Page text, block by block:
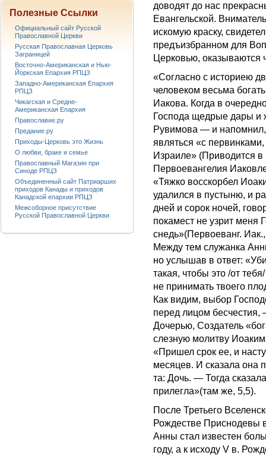
доводят до нас
Евангельской.
искомую краску,
предъизбранном для
Церковью,
«Согласно с историею
человеком весьма
Иакова. Когда в
Господа щедрые дары и
Рувимова — и напомнил,
являться «с
Израиле» (Приводится
Первоевангелия
«Тяжко восскорбел
удалился в пустыню, и
дней и сорок ночей,
покамест не узрит меня
снедь»(Первоеванг.
Между тем служанка
но услышав в ответ:
такая, чтобы это /от
не принимать твоего
Как видим, выбор
перед лицом бесчестия,
Дочерью, Создатель
слезную молитву
«Пришел срок ее, и
месяцев. И сказала она
та: Дочь. — Тогда
прилегла»(там же, 5,5).
После Третьего
Рождестве Приснодевы
Анны стал известен
году, а к исходу V в.
Полезные Ссылки
Официальный сайт Русской
Православной Церкви
Русская Православная Церковь
Заграницей
Восточно-Американская и Нью-
Йоркская Епархия РПЦЗ
Западно-Американская Епархия
РПЦЗ
Чикагская и Средне-
Американская Епархия
Православие.ру
Предание.ру
Приходы-Церковь это Жизнь
О любви, браке и семье
Православный Магазин при
Синоде РПЦЗ
Объединенный сайт Патриарших
приходов Канады и приходов
Канадской епархии РПЦЗ
Межсоборное присутствие
Русской Православной Церкви